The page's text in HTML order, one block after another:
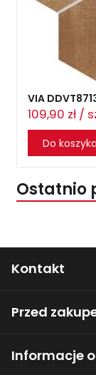
VIA
109,90 zł /
Do koszyka
Ostatnio
Kontakt
Przed
Informacje